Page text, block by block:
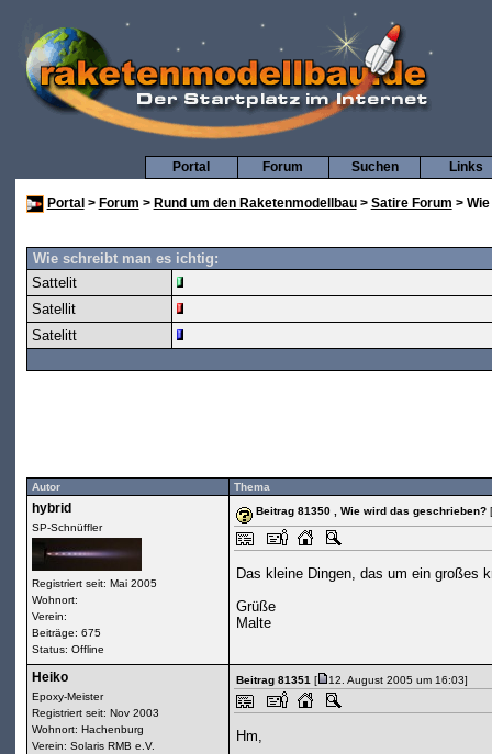
Links
Suchen
Forum
Portal
Portal > Forum > Rund um den Raketenmodellbau> Satire Forum >
Wie schreibt man es ichtig:
Sattelit
Satellit
Satelitt
Autor Thema
hybrid
SP-Schnüffler
Registriert seit: Mai 2005
Wohnort:
Verein:
Beiträge: 675
Status: Offline
Beitrag 81350 , Wie wird das geschrieben?[
Das kleine Dingen, das um ein großes
Grüße
Malte
Heiko
Epoxy-Meister
Registriert seit: Nov 2003
Wohnort: Hachenburg
Verein: Solaris RMB e.V.
Beitrag 81351[ 12. August 2005 um 16:03]
Hm,